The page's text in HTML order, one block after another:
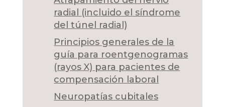
radial (incluido el síndrome
del túnel radial)
Principios generales de la
guía para roentgenogramas
(rayos X) para pacientes de
compensación laboral
Neuropatías cubitales